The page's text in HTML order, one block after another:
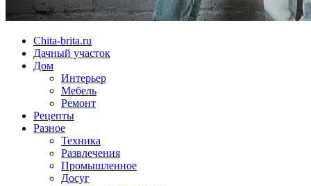
Chita-brita.ru
Дачный участок
Дом
Интерьер
Мебель
Ремонт
Рецепты
Разное
Техника
Развлечения
Промышленное
Досуг